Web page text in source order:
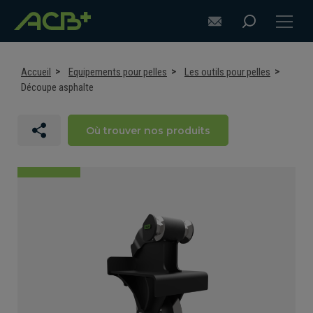
DÉCOUVRIR ACB+
EQUIPEMENTS POUR CHARGEUSES
Accueil Equipements pour pelles
Les outils pour pelles
Découpe asphalte
Où trouver nos produits